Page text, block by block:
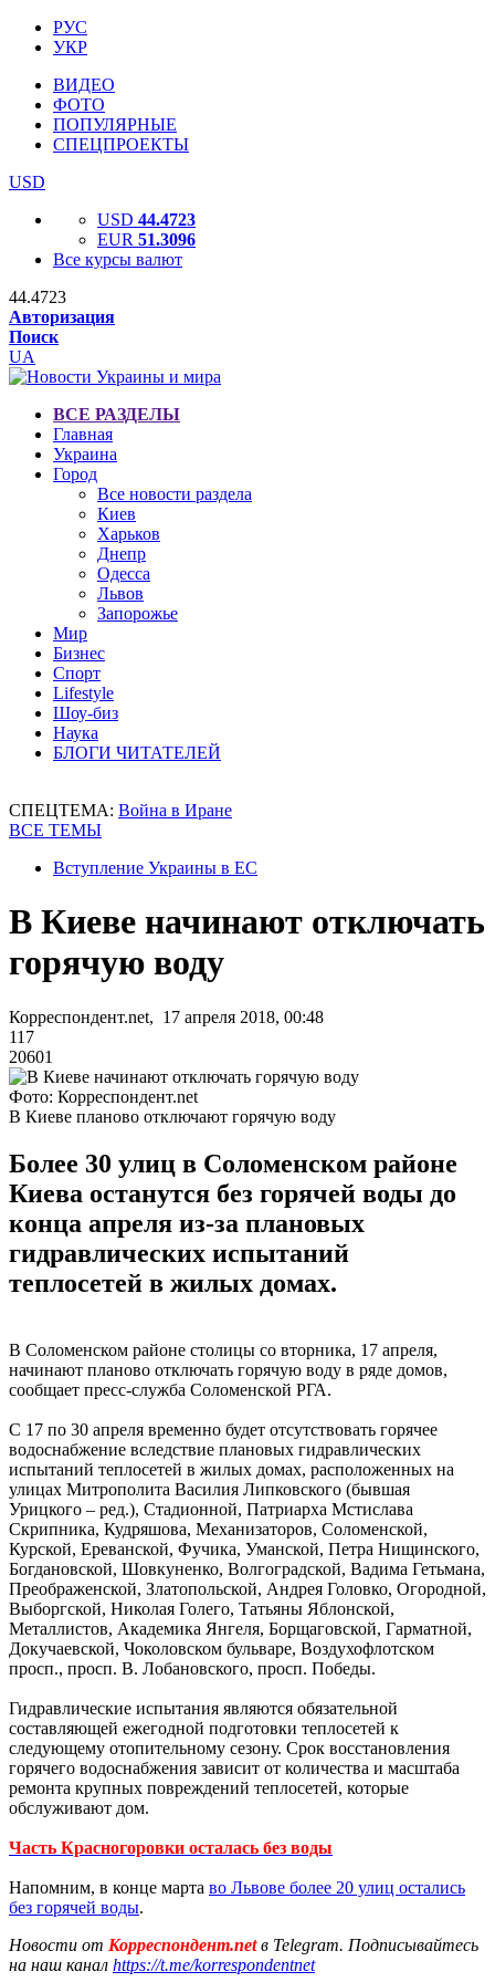
РУС
УКР
ВИДЕО
ФОТО
ПОПУЛЯРНЫЕ
СПЕЦПРОЕКТЫ
USD
USD 44.4723
EUR 51.3096
Все курсы валют
44.4723
Авторизация
Поиск
UA
ВСЕ РАЗДЕЛЫ
Главная
Украина
Город
Все новости раздела
Киев
Харьков
Днепр
Одесса
Львов
Запорожье
Мир
Бизнес
Спорт
Lifestyle
Шоу-биз
Наука
БЛОГИ ЧИТАТЕЛЕЙ
СПЕЦТЕМА: Война в Иране
ВСЕ ТЕМЫ
Вступление Украины в ЕС
В Киеве начинают отключать
горячую воду
Корреспондент.net, 17 апреля 2018, 00:48
117
20601
Фото: Корреспондент.net
В Киеве планово отключают горячую воду
Более 30 улиц в Соломенском районе
Киева останутся без горячей воды до
конца апреля из-за плановых
гидравлических испытаний
теплосетей в жилых домах.
В Соломенском районе столицы со вторника, 17 апреля,
начинают планово отключать горячую воду в ряде домов,
сообщает пресс-служба Соломенской РГА.
С 17 по 30 апреля временно будет отсутствовать горячее
водоснабжение вследствие плановых гидравлических
испытаний теплосетей в жилых домах, расположенных на
улицах Митрополита Василия Липковского (бывшая
Урицкого – ред.), Стадионной, Патриарха Мстислава
Скрипника, Кудряшова, Механизаторов, Соломенской,
Курской, Ереванской, Фучика, Уманской, Петра Нищинского,
Богдановской, Шовкуненко, Волгоградской, Вадима Гетьмана,
Преображенской, Златопольской, Андрея Головко, Огородной,
Выборгской, Николая Голего, Татьяны Яблонской,
Металлистов, Академика Янгеля, Борщаговской, Гарматной,
Докучаевской, Чоколовском бульваре, Воздухофлотском
просп., просп. В. Лобановского, просп. Победы.
Гидравлические испытания являются обязательной
составляющей ежегодной подготовки теплосетей к
следующему отопительному сезону. Срок восстановления
горячего водоснабжения зависит от количества и масштаба
ремонта крупных повреждений теплосетей, которые
обслуживают дом.
Часть Красногоровки осталась без воды
Напомним, в конце марта во Львове более 20 улиц остались
без горячей воды.
Новости от Корреспондент.netв Telegram. Подписывайтесь
на наш канал https://t.me/korrespondentnet